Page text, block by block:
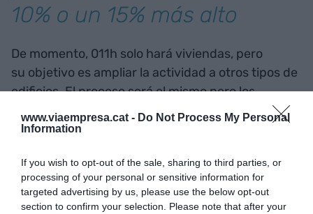
www.viaempresa.cat - Do Not Process My Personal
Information
If you wish to opt-out of the sale, sharing to third parties, or
processing of your personal or sensitive information for
targeted advertising by us, please use the below opt-out
section to confirm your selection. Please note that after your
10% o un 15% más alto
De momento, 011h solo hará viviendas, pero
su objetivo es ampliar la actividad a otros tipos de
edificios. El proceso será el mismo pero los
componentes se tendrán que adaptar, porque
requerirán prestaciones estructurales diferentes.
empezar a rodar los seis socios fundadores
aportaron un total de dos millones de euros. En
diciembre, cerraron una ronda de financiación de